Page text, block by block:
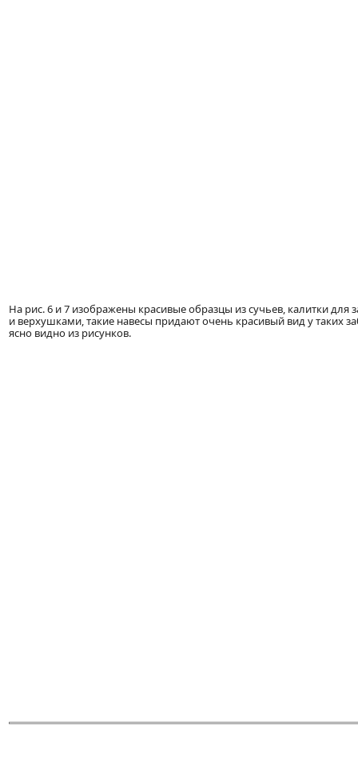
На рис. 6 и 7 изображены красивые образцы из сучьев, калитки для
и верхушками, такие навесы придают очень красивый вид у таких
ясно видно из рисунков.